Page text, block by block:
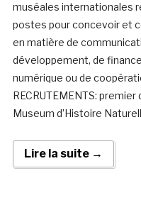
muséales internationales
postes pour concevoir et
en matière de
développement, de
numérique ou de
RECRUTEMENTS:
Museum d’Histoire
Lire la suite →